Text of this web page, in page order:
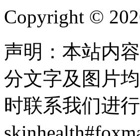
Copyright ©
声明：本站内
分文字及图片
时联系我们进